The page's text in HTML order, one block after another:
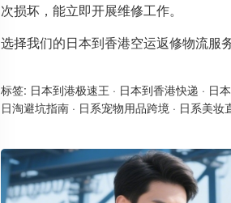
次损坏，能立即开展维修工作。
选择我们的日本到香港空运返修物流服
标签: 日本到港极速王 · 日本到香港快递 · 日
日淘避坑指南 · 日系宠物用品跨境 · 日系美妆